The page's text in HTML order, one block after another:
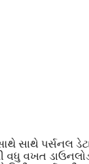
પર્સનલ
વધુ વખત